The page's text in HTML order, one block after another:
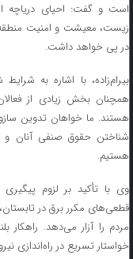
است و گفت: احیای دریاچه
زیست، معیشت و امنیت منطقه
در پی خواهد داشت.
بیرا‌م‌زاده، با اشاره به
همچنان بخش زیادی از
هستند. ما خواهان تدوین
شناختن حقوق صنفی آنان و
هستیم.
وی با تأکید بر لزوم
قطعی‌های مکرر برق در
مردم را آزار می‌دهد. راهکار
خواستار تسریع در راه‌اندازی